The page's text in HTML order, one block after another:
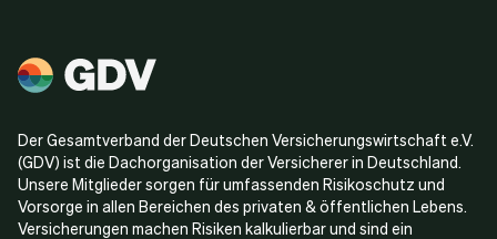
Der Gesamtverband der Deutschen Versicherungswirtschaft e.V.
(GDV) ist die Dachorganisation der Versicherer in Deutschland.
Unsere Mitglieder sorgen für umfassenden Risikoschutz und
Vorsorge in allen Bereichen des privaten & öffentlichen Lebens.
Versicherungen machen Risiken kalkulierbar und sind ein